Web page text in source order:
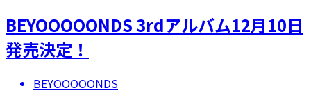
BEYOOOOONDS 3rdアルバム12月10日
発売決定！
BEYOOOOONDS